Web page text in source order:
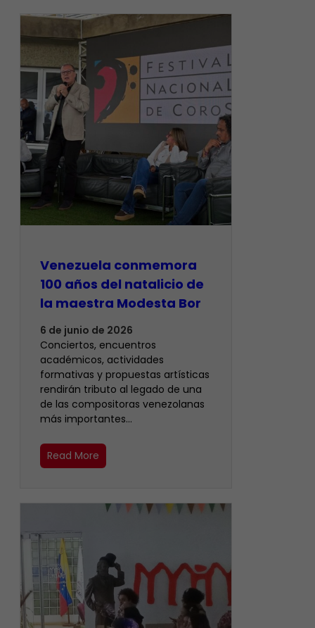
Venezuela conmemora
100 años del natalicio de
la maestra Modesta Bor
6 de junio de 2026
Conciertos, encuentros
académicos, actividades
formativas y propuestas artísticas
rendirán tributo al legado de una
de las compositoras venezolanas
más importantes…
Read More